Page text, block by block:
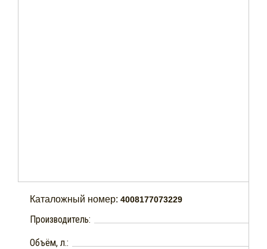
Каталожный номер: 4008177073229
Производитель:
Объём, л.: